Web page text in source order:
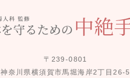
〒239-0801
神奈川県横須賀市馬堀海岸2丁目26-5